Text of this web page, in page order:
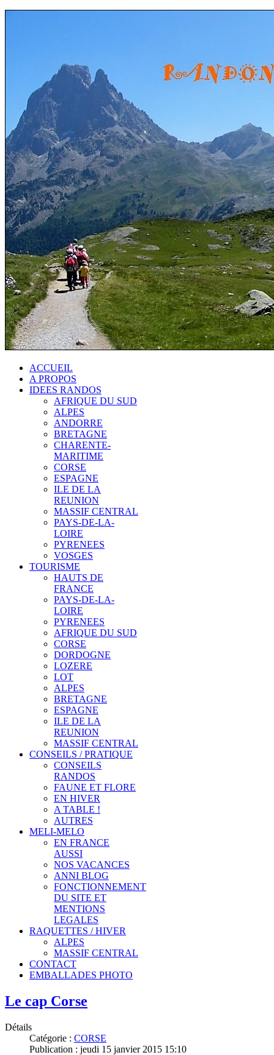
ACCUEIL
A PROPOS
IDEES RANDOS
AFRIQUE DU SUD
ALPES
ANDORRE
BRETAGNE
CHARENTE-
MARITIME
CORSE
ESPAGNE
ILE DE LA
REUNION
MASSIF CENTRAL
PAYS-DE-LA-
LOIRE
PYRENEES
VOSGES
TOURISME
HAUTS DE
FRANCE
PAYS-DE-LA-
LOIRE
PYRENEES
AFRIQUE DU SUD
CORSE
DORDOGNE
LOZERE
LOT
ALPES
BRETAGNE
ESPAGNE
ILE DE LA
REUNION
MASSIF CENTRAL
CONSEILS / PRATIQUE
CONSEILS
RANDOS
FAUNE ET FLORE
EN HIVER
A TABLE !
AUTRES
MELI-MELO
EN FRANCE
AUSSI
NOS VACANCES
ANNI BLOG
FONCTIONNEMENT
DU SITE ET
MENTIONS
LEGALES
RAQUETTES / HIVER
ALPES
MASSIF CENTRAL
CONTACT
EMBALLADES PHOTO
Le cap Corse
Détails
Catégorie : CORSE
Publication : jeudi 15 janvier 2015 15:10